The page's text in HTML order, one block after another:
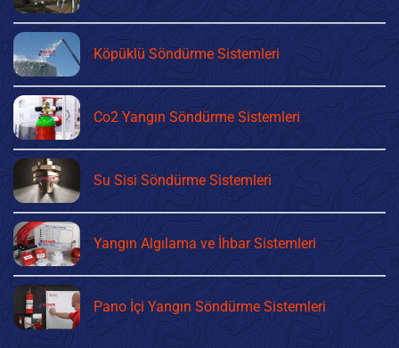
Köpüklü Söndürme Sistemleri
Co2 Yangın Söndürme Sistemleri
Su Sisi Söndürme Sistemleri
Yangın Algılama ve İhbar Sistemleri
Pano İçi Yangın Söndürme Sistemleri